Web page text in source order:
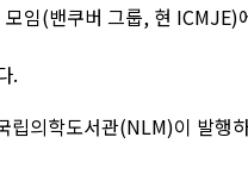
임(밴쿠버 그룹, 현 ICMJE)
.
립의학도서관(NLM)이 발